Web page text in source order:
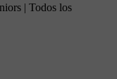
| Todos los